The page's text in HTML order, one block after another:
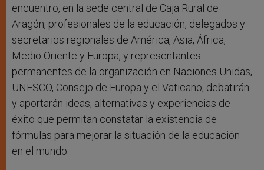
encuentro, en la sede central de Caja Rural de
Aragón, profesionales de la educación, delegados y
secretarios regionales de América, Asia, África,
Medio Oriente y Europa, y representantes
permanentes de la organización en Naciones Unidas,
UNESCO, Consejo de Europa y el Vaticano, debatirán
y aportarán ideas, alternativas y experiencias de
éxito que permitan constatar la existencia de
fórmulas para mejorar la situación de la educación
en el mundo.